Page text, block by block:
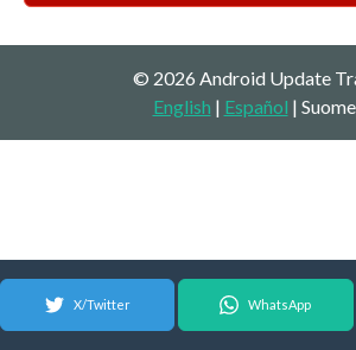
© 2026 Android Update
English | Español |
X/Twitter WhatsApp